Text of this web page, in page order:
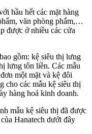
hầu hết các mặt hàng
văn phòng phẩm,…
được ở nhiều các cửa
gồm: kệ siêu thị lưng
lưng tôn liền. Các mẫu
một mặt và kệ đôi
cho các mẫu kệ siêu thị
hàng hoá kinh doanh.
mẫu kệ siêu thị đã được
Hanatech dưới đây